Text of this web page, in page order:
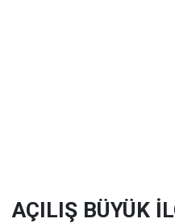
AÇILIŞ BÜYÜK